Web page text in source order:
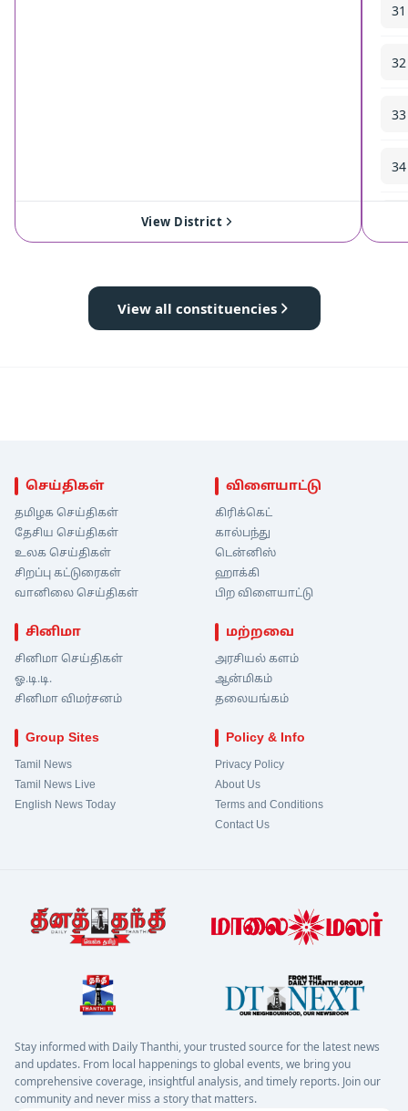
View District
31
32
33
34
View all constituencies
செய்திகள்
தமிழக செய்திகள்
தேசிய செய்திகள்
உலக செய்திகள்
சிறப்பு கட்டுரைகள்
வானிலை செய்திகள்
விளையாட்டு
கிரிக்கெட்
கால்பந்து
டென்னிஸ்
ஹாக்கி
பிற விளையாட்டு
சினிமா
சினிமா செய்திகள்
ஓ.டி.டி.
சினிமா விமர்சனம்
மற்றவை
அரசியல் களம்
ஆன்மிகம்
தலையங்கம்
Group Sites
Tamil News
Tamil News Live
English News Today
Policy & Info
Privacy Policy
About Us
Terms and Conditions
Contact Us
Stay informed with Daily Thanthi, your trusted source for the latest news
and updates. From local happenings to global events, we bring you
comprehensive coverage, insightful analysis, and timely reports. Join our
community and never miss a story that matters.